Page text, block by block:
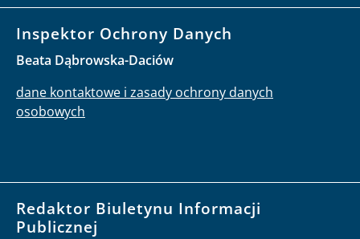
Inspektor Ochrony Danych
Beata Dąbrowska-Daciów
dane kontaktowe i zasady ochrony danych
osobowych
Redaktor Biuletynu Informacji
Publicznej